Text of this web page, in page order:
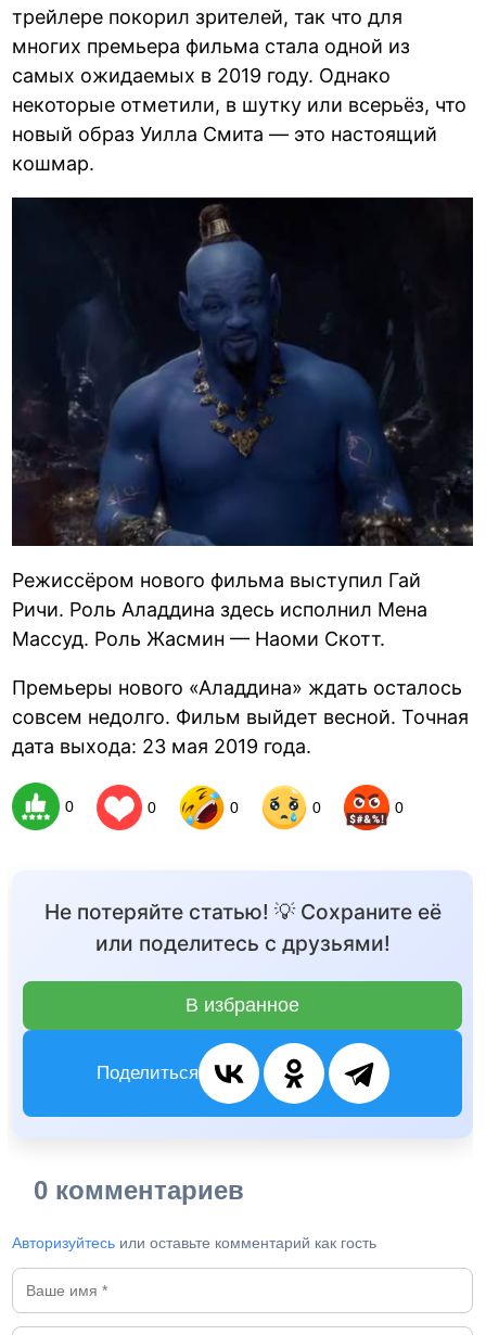
трейлере покорил зрителей, так что для
многих премьера фильма стала одной из
самых ожидаемых в 2019 году. Однако
некоторые отметили, в шутку или всерьёз, что
новый образ Уилла Смита — это настоящий
кошмар.
Режиссёром нового фильма выступил Гай
Ричи. Роль Аладдина здесь исполнил Мена
Массуд. Роль Жасмин — Наоми Скотт.
Премьеры нового «Аладдина» ждать осталось
совсем недолго. Фильм выйдет весной. Точная
дата выхода: 23 мая 2019 года.
0 0 0 0 0
Не потеряйте статью! 💡 Сохраните её
или поделитесь с друзьями!
В избранное
Поделиться
0 комментариев
Авторизуйтесь или оставьте комментарий как гость